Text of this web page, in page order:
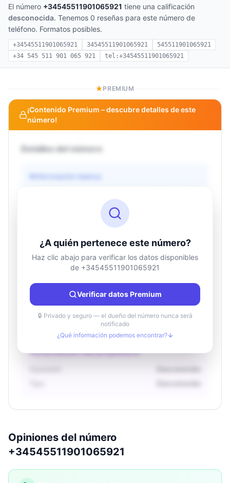
El número +34545511901065921 tiene una calificación
desconocida. Tenemos 0 reseñas para este número de
teléfono. Formatos posibles.
+34545511901065921 34545511901065921
545511901065921
+34 545 511 901 065 921
tel:+34545511901065921
PREMIUM
¡Contenido Premium – descubre detalles de este
número!
Detalles del número
Información básica
Información de ubicación
País
Desconocido
Ciudad
Desconocido
Región
Desconocido
Información del propietario
¿A quién pertenece este número?
Haz clic abajo para verificar los datos disponibles
de +34545511901065921
Verificar datos Premium
🔒 Privado y seguro — el dueño del número nunca será
notificado
¿Qué información podemos encontrar?
Opiniones del número
+34545511901065921